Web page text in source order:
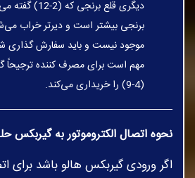
دیگری قلع
برنجی بیشتر است و دیرتر خراب
موجود نیست و باید سفارش
مهم است برای مصرف کننده
(4-9) را خریداری می‌کند.
نحوه اتصال الکتروموتور به گیربکس
اگر ورودی گیربکس هالو باشد